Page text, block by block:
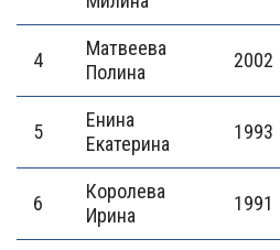
4
Матвеева
Полина
2002
5
Енина
Екатерина
1993
6
Королева
Ирина
1991